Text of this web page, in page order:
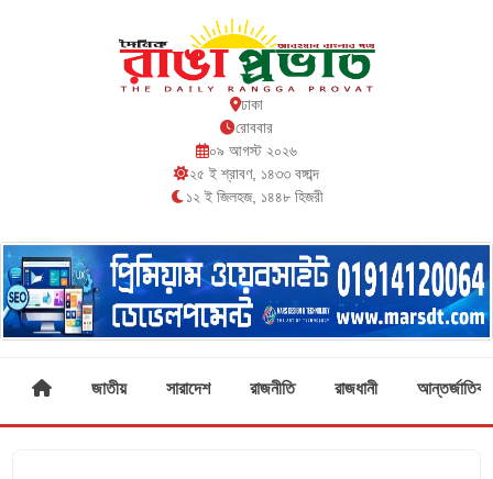
ঢাকা
রোববার
০৯ আগস্ট ২০২৬
২৫ ই শ্রাবণ, ১৪৩৩ বঙ্গাব্দ
১২ ই জিলহজ, ১৪৪৮ হিজরী
জাতীয় সারাদেশ রাজনীতি রাজধানী আন্তর্জাতিক